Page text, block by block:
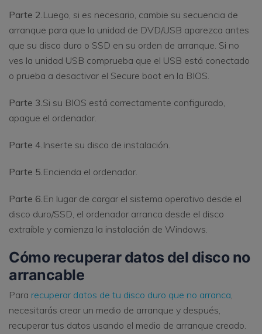
Parte 2. Luego, si es necesario, cambie su secuencia de
arranque para que la unidad de DVD/USB aparezca antes
que su disco duro o SSD en su orden de arranque. Si no
ves la unidad USB comprueba que el USB está conectado
o prueba a desactivar el Secure boot en la BIOS.
Parte 3. Si su BIOS está correctamente configurado,
apague el ordenador.
Parte 4. Inserte su disco de instalación.
Parte 5. Encienda el ordenador.
Parte 6. En lugar de cargar el sistema operativo desde el
disco duro/SSD, el ordenador arranca desde el disco
extraíble y comienza la instalación de Windows.
Cómo recuperar datos del disco no
arrancable
Para recuperar datos de tu disco duro que no arranca,
necesitarás crear un medio de arranque y después,
recuperar tus datos usando el medio de arranque creado.